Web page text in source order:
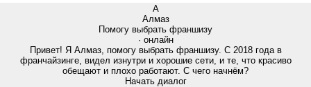
А
Алмаз
Помогу выбрать франшизу
· онлайн
Привет! Я Алмаз, помогу выбрать франшизу. С 2018 года в
франчайзинге, видел изнутри и хорошие сети, и те, что красиво
обещают и плохо работают. С чего начнём?
Начать диалог